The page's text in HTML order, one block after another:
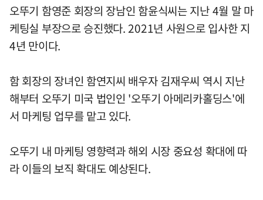
오뚜기 함영준 회장의 장남인 함윤식씨는 지난 4월 말 마
케팅실 부장으로 승진했다. 2021년 사원으로 입사한 지
4년 만이다.
함 회장의 장녀인 함연지씨 배우자 김재우씨 역시 지난
해부터 오뚜기 미국 법인인 '오뚜기 아메리카홀딩스'에
서 마케팅 업무를 맡고 있다.
오뚜기 내 마케팅 영향력과 해외 시장 중요성 확대에 따
라 이들의 보직 확대도 예상된다.